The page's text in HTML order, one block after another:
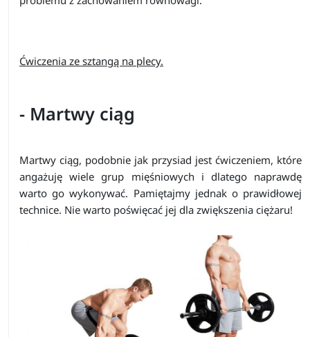
Ćwiczenia ze sztangą na plecy.
- Martwy ciąg
Martwy ciąg, podobnie jak przysiad jest ćwiczeniem, które
angażuję wiele grup mięśniowych i dlatego naprawdę
warto go wykonywać. Pamiętajmy jednak o prawidłowej
technice. Nie warto poświęcać jej dla zwiększenia ciężaru!